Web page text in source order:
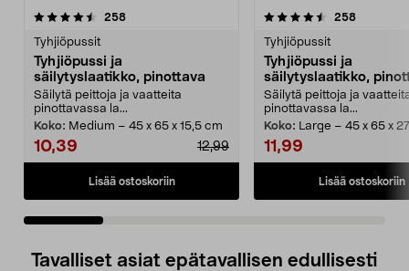
258arvostelut
Tyhjiöpussit
Tyhjiöpussi ja
säilytyslaatikko, pinottava
Säilytä peittoja ja vaatteita
pinottavassa la...
Koko: Medium – 45 x 65 x 15,5 cm
10,39 12,99
Lisää ostoskoriin
4.5 viidestä
258arvostelut
Tyhjiöpussit
Tyhjiöpussi ja
säilytyslaatikko,
Säilytä peittoja ja
pinottavassa la...
Koko: Large – 45 x 65 x
11,99
Lisää ostoskoriin
4.0 viidestä
Tavalliset asiat epätavallisen edullisesti